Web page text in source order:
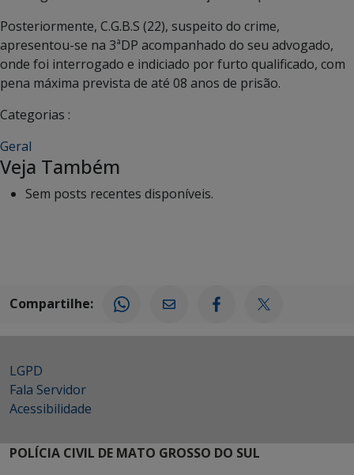
Posteriormente, C.G.B.S (22), suspeito do crime,
apresentou-se na 3ªDP acompanhado do seu advogado,
onde foi interrogado e indiciado por furto qualificado, com
pena máxima prevista de até 08 anos de prisão.
Categorias :
Geral
Veja Também
Sem posts recentes disponíveis.
Compartilhe:
LGPD
Fala Servidor
Acessibilidade
POLÍCIA CIVIL DE MATO GROSSO DO SUL